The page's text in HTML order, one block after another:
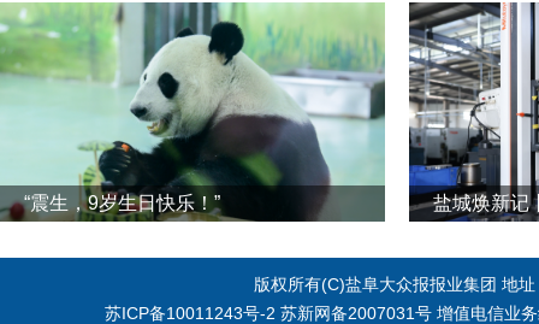
“震生，9岁生日快乐！”
版权所有(C)盐阜大众报报业集团 地
苏ICP备10011243号-2 苏新网备2007031号 增值电信业